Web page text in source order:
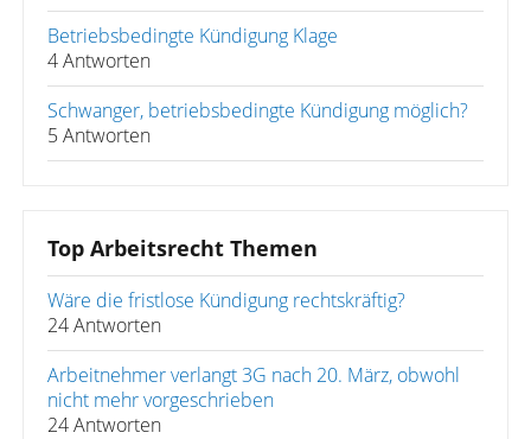
Betriebsbedingte Kündigung Klage
4 Antworten
Schwanger, betriebsbedingte Kündigung möglich?
5 Antworten
Top Arbeitsrecht Themen
Wäre die fristlose Kündigung rechtskräftig?
24 Antworten
Arbeitnehmer verlangt 3G nach 20. März, obwohl
nicht mehr vorgeschrieben
24 Antworten